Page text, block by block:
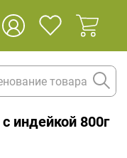
индейкой 800г